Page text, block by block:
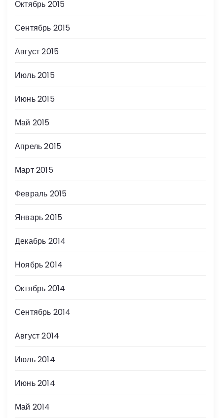
Октябрь 2015
Сентябрь 2015
Август 2015
Июль 2015
Июнь 2015
Май 2015
Апрель 2015
Март 2015
Февраль 2015
Январь 2015
Декабрь 2014
Ноябрь 2014
Октябрь 2014
Сентябрь 2014
Август 2014
Июль 2014
Июнь 2014
Май 2014